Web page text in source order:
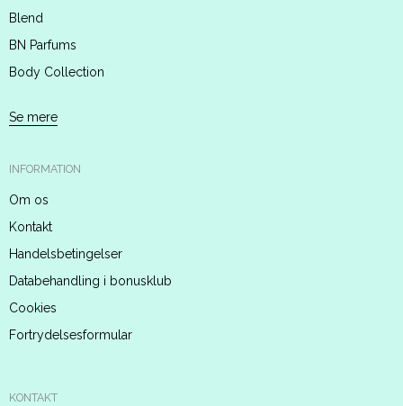
Blend
BN Parfums
Body Collection
Se mere
INFORMATION
Om os
Kontakt
Handelsbetingelser
Databehandling i bonusklub
Cookies
Fortrydelsesformular
KONTAKT